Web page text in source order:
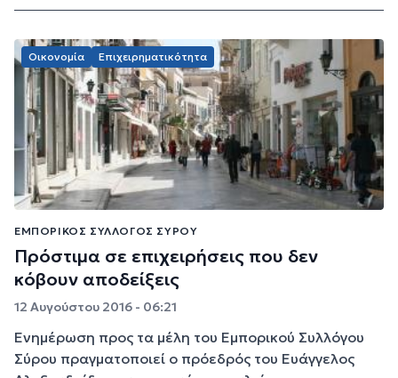
Οικονομία Επιχειρηματικότητα
ΕΜΠΟΡΙΚΌΣ ΣΎΛΛΟΓΟΣ ΣΎΡΟΥ
Πρόστιμα σε επιχειρήσεις που δεν
κόβουν αποδείξεις
12 Αυγούστου 2016 - 06:21
Ενημέρωση προς τα μέλη του Εμπορικού Συλλόγου
Σύρου πραγματοποιεί ο πρόεδρός του Ευάγγελος